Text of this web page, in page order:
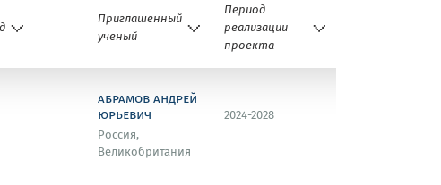
Приглашенный
ученый
Период
реализации
проекта
абрамов андрей
юрьевич
Россия,
Великобритания
2024-2028